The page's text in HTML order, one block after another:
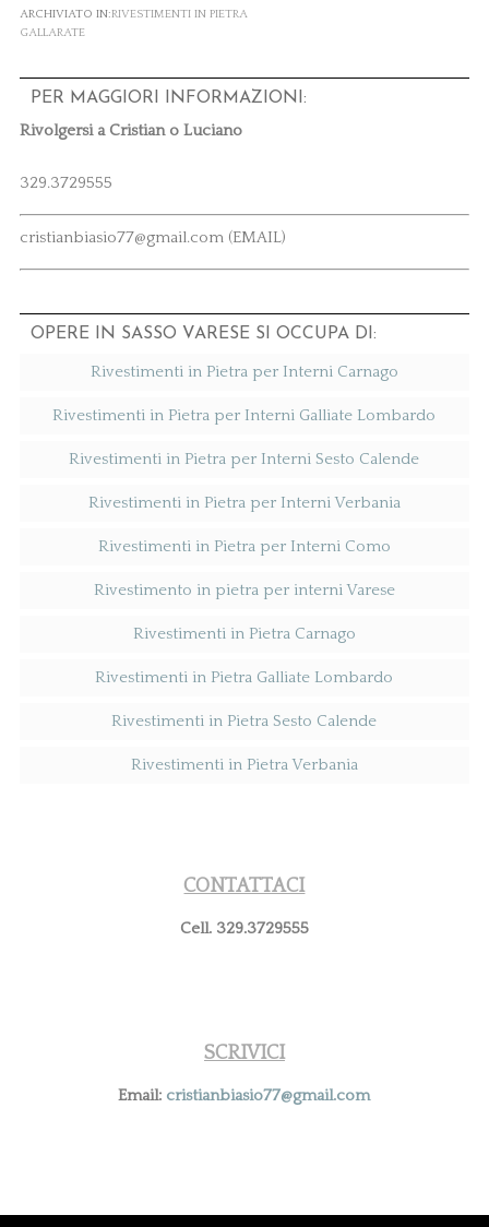
ARCHIVIATO IN:RIVESTIMENTI IN PIETRA
GALLARATE
PER MAGGIORI INFORMAZIONI:
Rivolgersi a Cristian o Luciano
329.3729555
cristianbiasio77@gmail.com (EMAIL)
OPERE IN SASSO VARESE SI OCCUPA DI:
Rivestimenti in Pietra per Interni Carnago
Rivestimenti in Pietra per Interni Galliate Lombardo
Rivestimenti in Pietra per Interni Sesto Calende
Rivestimenti in Pietra per Interni Verbania
Rivestimenti in Pietra per Interni Como
Rivestimento in pietra per interni Varese
Rivestimenti in Pietra Carnago
Rivestimenti in Pietra Galliate Lombardo
Rivestimenti in Pietra Sesto Calende
Rivestimenti in Pietra Verbania
CONTATTACI
Cell. 329.3729555
SCRIVICI
Email: cristianbiasio77@gmail.com